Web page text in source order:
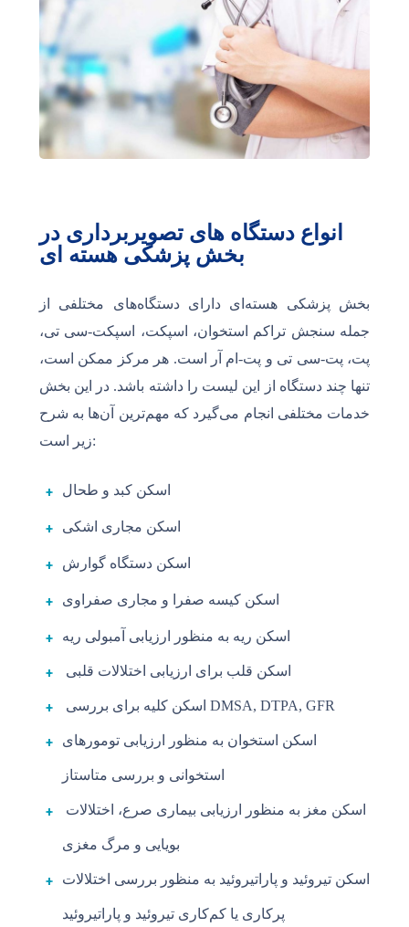
انواع دستگاه های تصویربرداری در
بخش پزشکی هسته ای
بخش پزشکی هسته‌ای دارای دستگاه‌های مختلفی از
جمله سنجش تراکم استخوان، اسپکت، اسپکت-سی تی،
پت، پت-سی تی و پت-ام آر است. هر مرکز ممکن است،
تنها چند دستگاه از این لیست را داشته باشد. در این بخش
خدمات مختلفی انجام می‌گیرد که مهم‌ترین آن‌ها به شرح
زیر است:
اسکن کبد و طحال
اسکن مجاری اشکی
اسکن دستگاه گوارش
اسکن کیسه صفرا و مجاری صفراوی
اسکن ریه به منظور ارزیابی آمبولی ریه
اسکن قلب برای ارزیابی اختلالات قلبی
اسکن کلیه برای بررسی DMSA, DTPA, GFR
اسکن استخوان به منظور ارزیابی تومورهای
استخوانی و بررسی متاستاز
بویایی و مرگ مغزی
اسکن تیروئید و پاراتیروئید به منظور بررسی اختلالات
پرکاری یا کم‌کاری تیروئید و پاراتیروئید